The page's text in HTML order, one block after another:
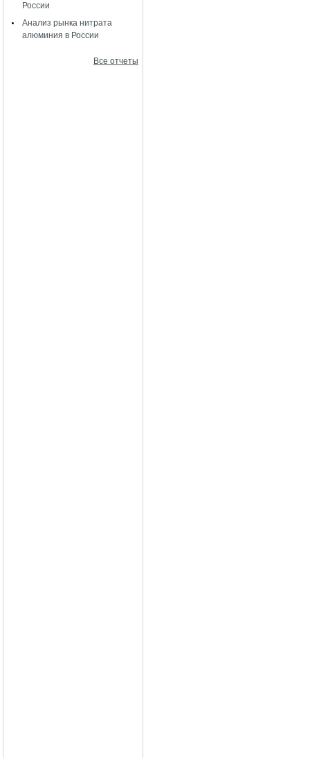
России
Анализ рынка нитрата
алюминия в России
Все отчеты